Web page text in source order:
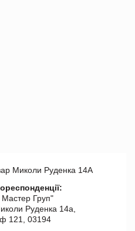
Миколи Руденка 14А
Груп"
Руденка 14а,
121, 03194